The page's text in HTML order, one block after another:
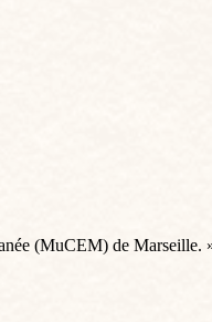
(MuCEM) de Marseille.